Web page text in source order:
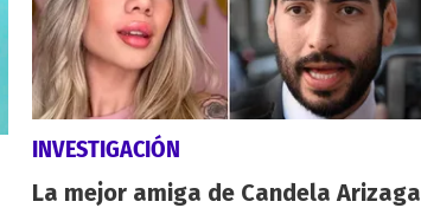
INVESTIGACIÓN
La mejor amiga de Candela Arizaga